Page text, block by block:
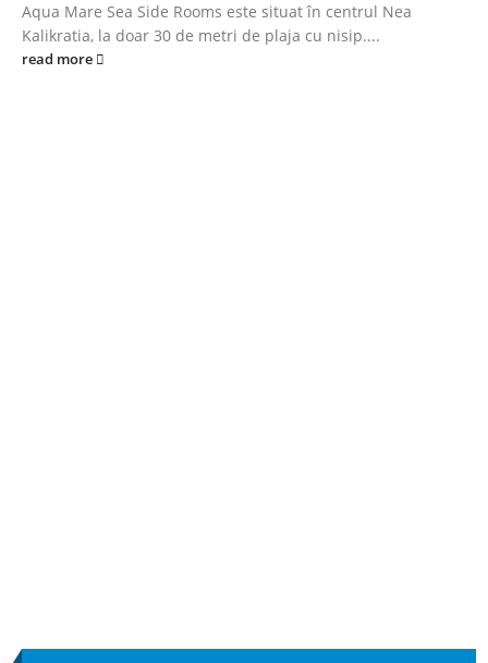
Aqua Mare Sea Side Rooms este situat în centrul Nea
Kalikratia, la doar 30 de metri de plaja cu nisip....
read more